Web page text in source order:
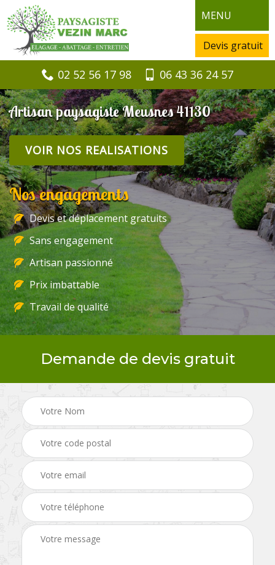
MENU
Devis gratuit
02 52 56 17 98 06 43 36 24 57
Artisan paysagiste Meusnes 41130
VOIR NOS REALISATIONS
Nos engagements
Devis et déplacement gratuits
Sans engagement
Artisan passionné
Prix imbattable
Travail de qualité
Demande de devis gratuit